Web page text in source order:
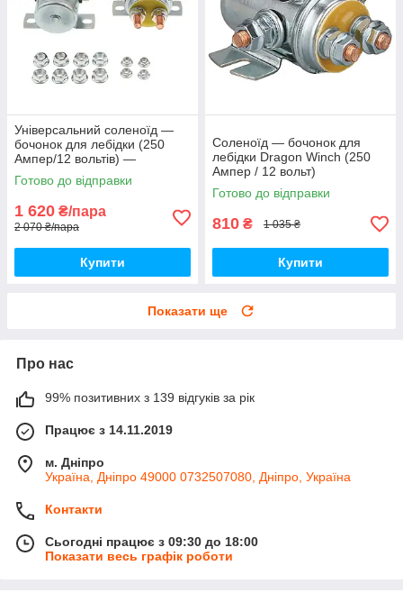
Універсальний соленоїд —
бочонок для лебідки (250
Ампер/12 вольтів) —
комплект 2 штуки
Готово до відправки
1 620 ₴/пара
2 070 ₴/пара
Купити
Соленоїд — бочонок для
лебідки Dragon Winch (250
Ампер / 12 вольт)
Готово до відправки
810 ₴ 1 035 ₴
Купити
Показати ще
Про нас
99% позитивних з 139 відгуків за рік
Працює з 14.11.2019
м. Дніпро
Україна, Дніпро 49000 0732507080, Дніпро, Україна
Контакти
Сьогодні працює з 09:30 до 18:00
Показати весь графік роботи